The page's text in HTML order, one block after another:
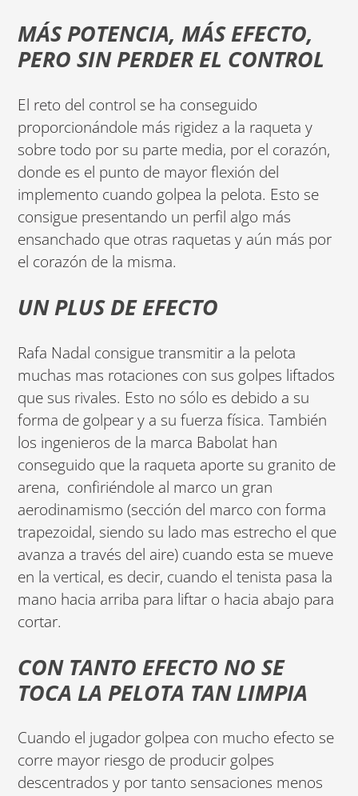
MÁS POTENCIA, MÁS EFECTO,
PERO SIN PERDER EL CONTROL
El reto del control se ha conseguido
proporcionándole más rigidez a la raqueta y
sobre todo por su parte media, por el corazón,
donde es el punto de mayor flexión del
implemento cuando golpea la pelota. Esto se
consigue presentando un perfil algo más
ensanchado que otras raquetas y aún más por
el corazón de la misma.
UN PLUS DE EFECTO
Rafa Nadal consigue transmitir a la pelota
muchas mas rotaciones con sus golpes liftados
que sus rivales. Esto no sólo es debido a su
forma de golpear y a su fuerza física. También
los ingenieros de la marca Babolat han
conseguido que la raqueta aporte su granito de
arena, confiriéndole al marco un gran
aerodinamismo (sección del marco con forma
trapezoidal, siendo su lado mas estrecho el que
avanza a través del aire) cuando esta se mueve
en la vertical, es decir, cuando el tenista pasa la
mano hacia arriba para liftar o hacia abajo para
cortar.
CON TANTO EFECTO NO SE
TOCA LA PELOTA TAN LIMPIA
Cuando el jugador golpea con mucho efecto se
corre mayor riesgo de producir golpes
descentrados y por tanto sensaciones menos